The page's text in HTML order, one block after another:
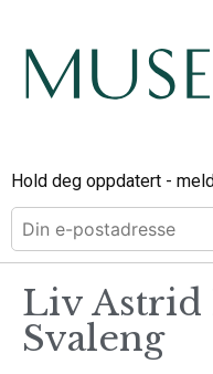
Hold deg oppdatert -
Liv Astrid
Svaleng